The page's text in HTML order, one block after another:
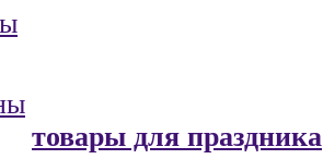
товары для праздника